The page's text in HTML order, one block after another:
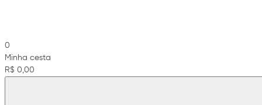
0
Minha cesta
R$ 0,00